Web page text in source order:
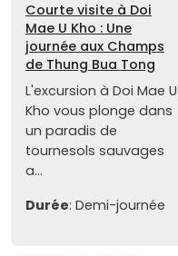
Courte visite à Doi
Mae U Kho : Une
journée aux Champs
de Thung Bua Tong
L'excursion à Doi Mae U
Kho vous plonge dans
un paradis de
tournesols sauvages
a...
Durée: Demi-journée